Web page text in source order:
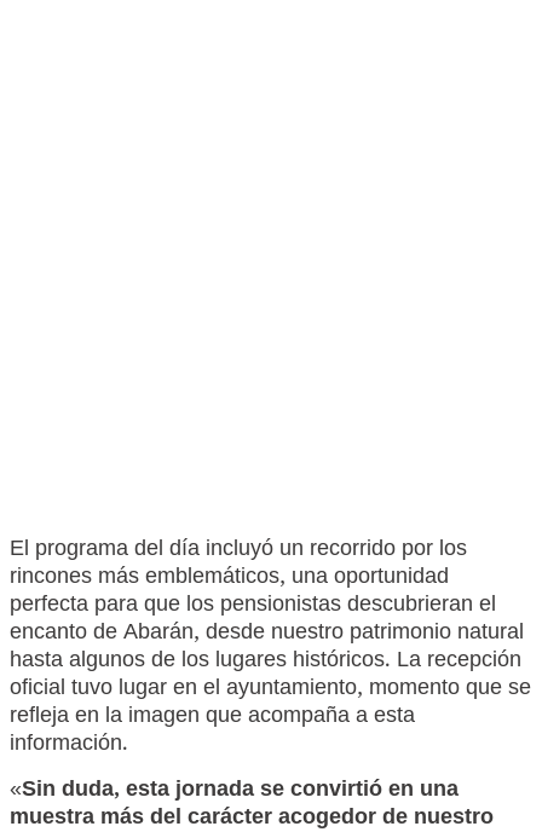
El programa del día incluyó un recorrido por los
rincones más emblemáticos, una oportunidad
perfecta para que los pensionistas descubrieran el
encanto de Abarán, desde nuestro patrimonio natural
hasta algunos de los lugares históricos. La recepción
oficial tuvo lugar en el ayuntamiento, momento que se
refleja en la imagen que acompaña a esta
información.
«Sin duda, esta jornada se convirtió en una
muestra más del carácter acogedor de nuestro